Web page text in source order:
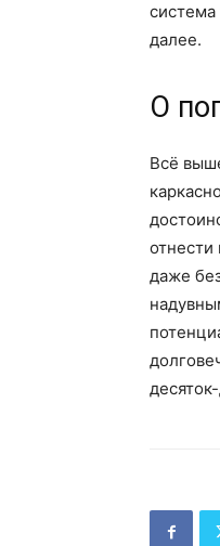
система
далее.
О
Всё
даже